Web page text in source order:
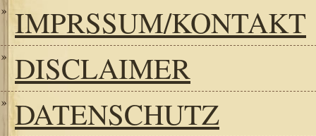
IMPRSSUM/KONTAKT
DISCLAIMER
DATENSCHUTZ